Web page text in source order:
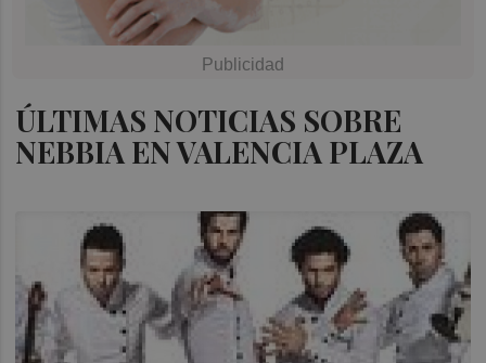
ÚLTIMAS NOTICIAS SOBRE
NEBBIA EN VALENCIA PLAZA